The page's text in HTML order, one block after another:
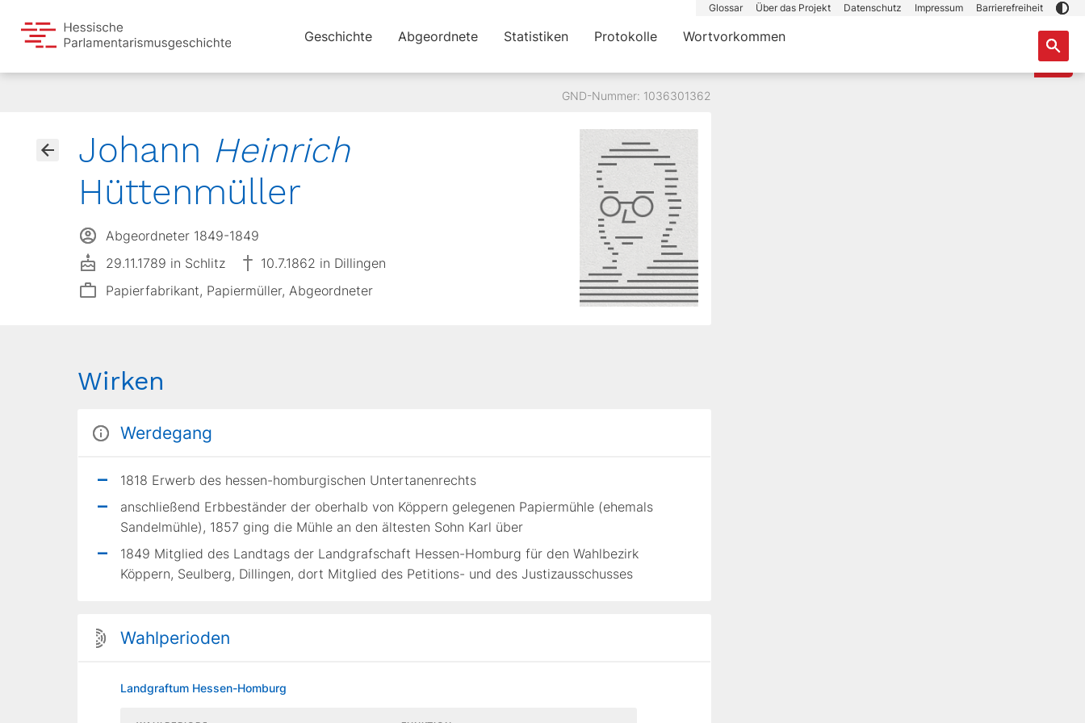
Glossar Über das Projekt Datenschutz Impressum Barrierefreiheit
Geschichte Abgeordnete Statistiken Protokolle Wortvorkommen
GND-Nummer: 1036301362
Johann Heinrich
Hüttenmüller
Abgeordneter 1849-1849
29.11.1789 in Schlitz
10.7.1862 in Dillingen
Papierfabrikant, Papiermüller, Abgeordneter
Wirken
Werdegang
1818 Erwerb des hessen-homburgischen Untertanenrechts
anschließend Erbbeständer der oberhalb von Köppern gelegenen Papiermühle (ehemals
Sandelmühle), 1857 ging die Mühle an den ältesten Sohn Karl über
1849 Mitglied des Landtags der Landgrafschaft Hessen-Homburg für den Wahlbezirk
Köppern, Seulberg, Dillingen, dort Mitglied des Petitions- und des Justizausschusses
Wahlperioden
Landgraftum Hessen-Homburg